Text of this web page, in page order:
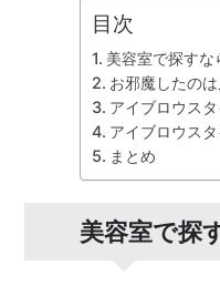
目次
美容室で探す
お邪魔したの
アイブロウス
アイブロウス
まとめ
美容室で探